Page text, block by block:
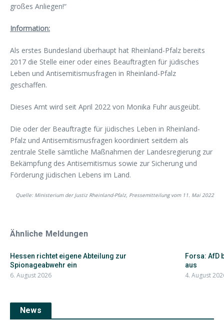
großes Anliegen!“
Information:
Als erstes Bundesland überhaupt hat Rheinland-Pfalz bereits
2017 die Stelle einer oder eines Beauftragten für jüdisches
Leben und Antisemitismusfragen in Rheinland-Pfalz
geschaffen.
Dieses Amt wird seit April 2022 von Monika Fuhr ausgeübt.
Die oder der Beauftragte für jüdisches Leben in Rheinland-
Pfalz und Antisemitismusfragen koordiniert seitdem als
zentrale Stelle sämtliche Maßnahmen der Landesregierung zur
Bekämpfung des Antisemitismus sowie zur Sicherung und
Förderung jüdischen Lebens im Land.
Quelle: Ministerium der Justiz Rheinland-Pfalz, Pressemitteilung vom 11. Mai 2022
Ähnliche Meldungen
Hessen richtet eigene Abteilung zur
Spionageabwehr ein
6. August 2026
Forsa: AfD
aus
4. August
News